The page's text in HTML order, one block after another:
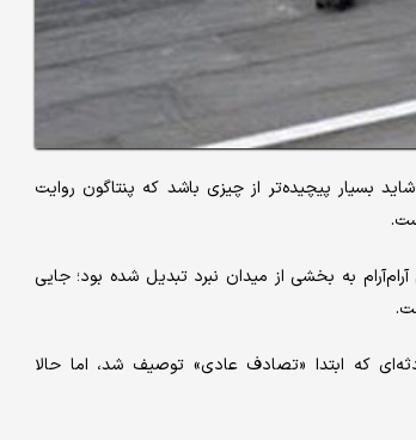
بسیار پیچیده‌تر از چیزی باشد که پنتاگون روایت
به بخشی از میدان نبرد تبدیل شده بود؛ جایی
که ابتدا «تصادف عادی» توصیف شد، اما حالا